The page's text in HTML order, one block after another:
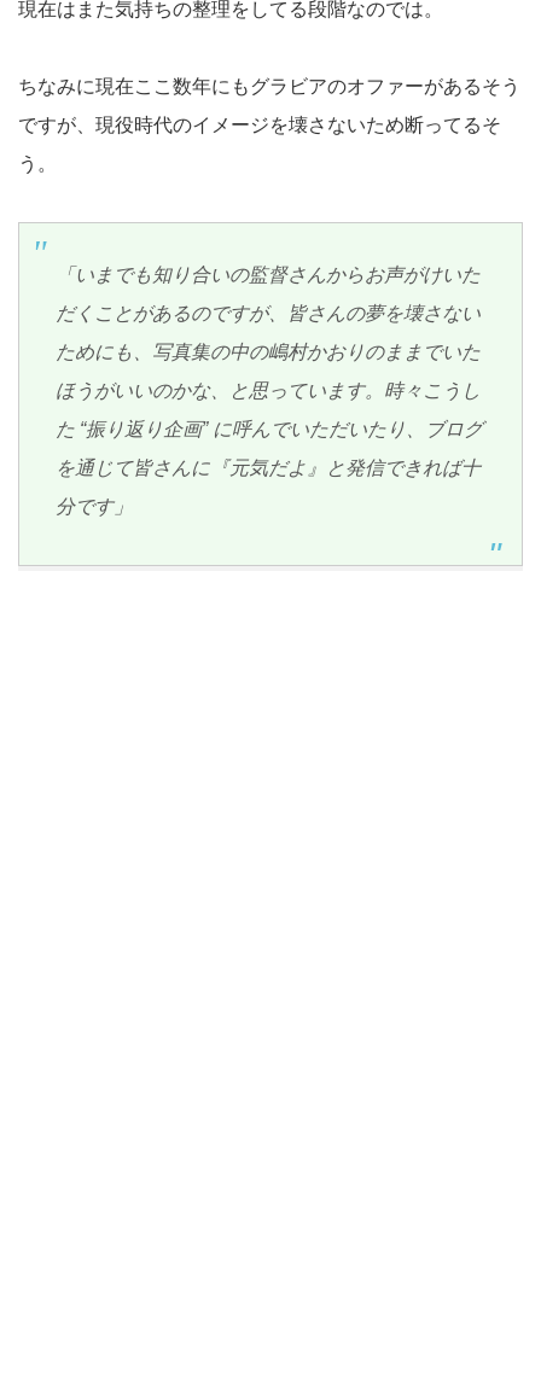
現在はまた気持ちの整理をしてる段階なのでは。
ちなみに現在ここ数年にもグラビアのオファーがあるそう
ですが、現役時代のイメージを壊さないため断ってるそ
う。
「いまでも知り合いの監督さんからお声がけいた
だくことがあるのですが、皆さんの夢を壊さない
ためにも、写真集の中の嶋村かおりのままでいた
ほうがいいのかな、と思っています。時々こうし
た “振り返り企画” に呼んでいただいたり、ブログ
を通じて皆さんに『元気だよ』と発信できれば十
分です」